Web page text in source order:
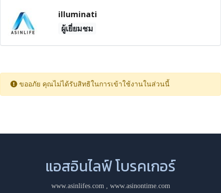
illuminati
ผู้เยี่ยมชม
ขออภัย คุณไม่ได้รับสิทธิในการเข้าใช้งานในส่วนนี้
แอสอินไลฟ์ โบรคเกอร์
www.asinlifes.com, www.asinontime.com